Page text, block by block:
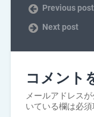
Previous post
Next post
コメント
メールアドレス
いている欄は必